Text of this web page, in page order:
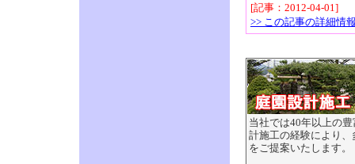
[記事：2012-04-01]
>> この記事の詳細情
当社では40年以上の
計施工の経験により
をご提案いたします。